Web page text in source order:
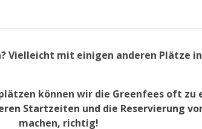
Vielleicht mit einigen anderen Plätze
können wir die Greenfees oft zu
Startzeiten und die Reservierung
machen, richtig!